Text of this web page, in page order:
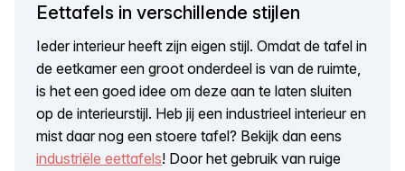
Eettafels in verschillende stijlen
Ieder interieur heeft zijn eigen stijl. Omdat de tafel in
de eetkamer een groot onderdeel is van de ruimte,
is het een goed idee om deze aan te laten sluiten
op de interieurstijl. Heb jij een industrieel interieur en
mist daar nog een stoere tafel? Bekijk dan eens
industriële eettafels! Door het gebruik van ruige